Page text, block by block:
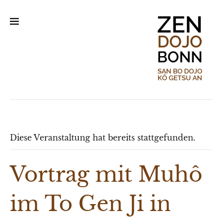
Diese Veranstaltung hat bereits stattgefunden.
Vortrag mit Muhô
im To Gen Ji in